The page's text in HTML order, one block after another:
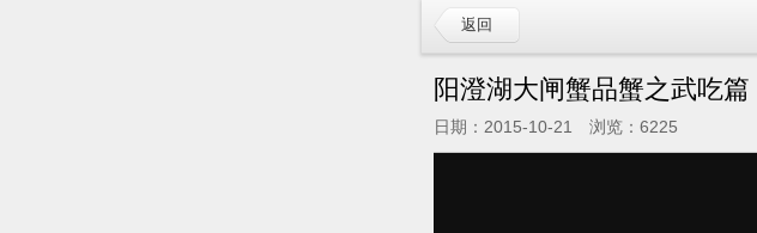
返回
阳澄湖大闸蟹品蟹之武吃篇
日期：2015-10-21 浏览：6225